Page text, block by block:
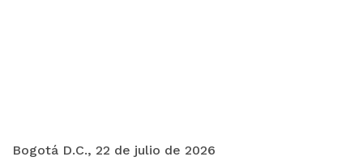
Bogotá D.C., 22 de julio de 2026